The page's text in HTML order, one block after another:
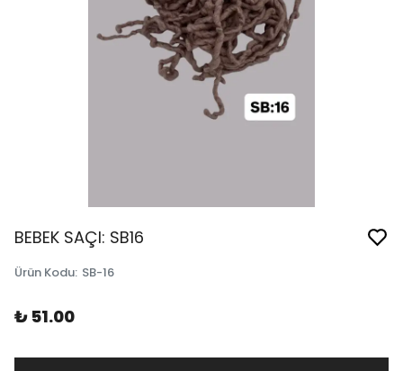
BEBEK SAÇI: SB16
Ürün Kodu: SB-16
₺ 51.00